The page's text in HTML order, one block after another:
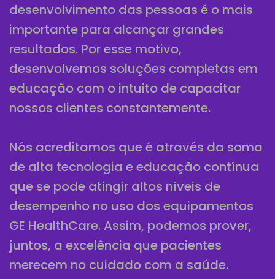
desenvolvimento das pessoas é o mais
importante para alcançar grandes
resultados. Por esse motivo,
desenvolvemos soluções completas em
educação com o intuito de capacitar
nossos clientes constantemente.
Nós acreditamos que é através da soma
de alta tecnologia e educação contínua
que se pode atingir altos níveis de
desempenho no uso dos equipamentos
GE HealthCare. Assim, podemos prover,
juntos, a excelência que pacientes
merecem no cuidado com a saúde.